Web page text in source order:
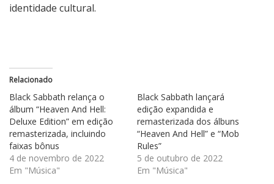
identidade cultural.
Relacionado
Black Sabbath relança o
álbum “Heaven And Hell:
Deluxe Edition” em edição
remasterizada, incluindo
faixas bônus
4 de novembro de 2022
Em "Música"
Black Sabbath lançará
edição expandida e
remasterizada dos álbuns
“Heaven And Hell” e “Mob
Rules”
5 de outubro de 2022
Em "Música"